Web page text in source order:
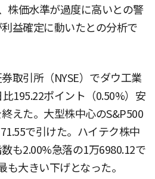
株価水準が過度に高いとの警
益確定に動いたとの分析で
取引所（NYSE）でダウ工業
195.22ポイント（0.50%）安
えた。大型株中心のS&P500
で引けた。ハイテク株中
も2.00%急落の1万6980.12で
大きい下げとなった。